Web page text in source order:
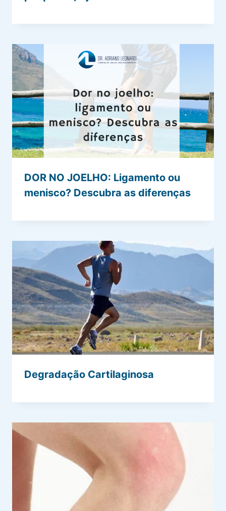
DOR NO JOELHO: Ligamento ou
menisco? Descubra as diferenças
Degradação Cartilaginosa